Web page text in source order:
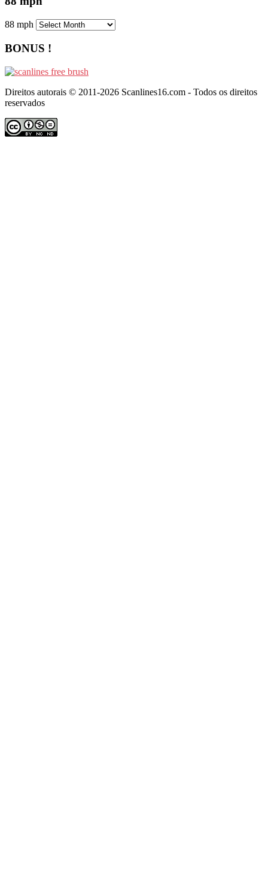
88 mph
BONUS !
Direitos autorais © 2011-2026 Scanlines16.com - Todos os direitos
reservados